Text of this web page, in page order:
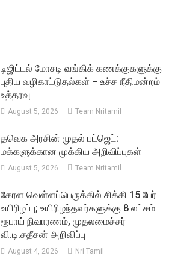
டிஜிட்டல் மோசடி வங்கிக் கணக்குகளுக்கு
புதிய வழிகாட்டுதல்கள் – உச்ச நீதிமன்றம்
உத்தரவு
August 5, 2026 Team Nritamil
தவெக அரசின் முதல் பட்ஜெட்:
மக்களுக்கான முக்கிய அறிவிப்புகள்
August 5, 2026 Team Nritamil
கேரள வெள்ளப்பெருக்கில் சிக்கி 15 பேர்
உயிரிழப்பு; உயிரிழந்தவர்களுக்கு 8 லட்சம்
ரூபாய் நிவாரணம், முதலமைச்சர்
வி.டி.சதீசன் அறிவிப்பு
August 4, 2026 Nri Tamil